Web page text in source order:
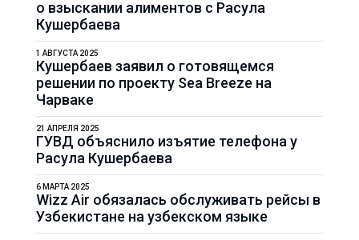
о взыскании алиментов с Расула
Кушербаева
Кушербаев заявил о готовящемся
решении по проекту Sea Breeze на
Чарваке
1 АВГУСТА 2025
ГУВД объяснило изъятие телефона у
Расула Кушербаева
21 АПРЕЛЯ 2025
Wizz Air обязалась обслуживать рейсы в
Узбекистане на узбекском языке
6 МАРТА 2025